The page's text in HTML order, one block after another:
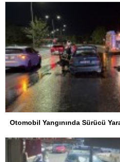
Otomobil Yangınında Sürücü